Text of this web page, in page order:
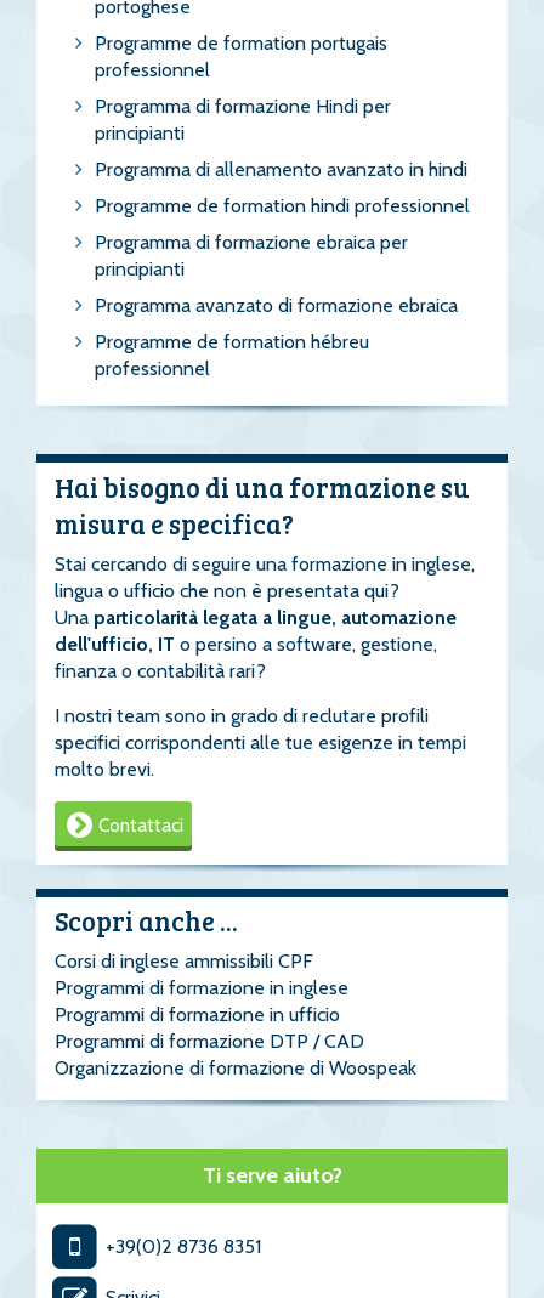
portoghese
Programme de formation portugais
professionnel
Programma di formazione Hindi per
principianti
Programma di allenamento avanzato in hindi
Programme de formation hindi professionnel
Programma di formazione ebraica per
principianti
Programma avanzato di formazione ebraica
Programme de formation hébreu
professionnel
Hai bisogno di una formazione su
misura e specifica?
Stai cercando di seguire una formazione in inglese,
lingua o ufficio che non è presentata qui?
Una particolarità legata a lingue, automazione
dell'ufficio, IT o persino a software, gestione,
finanza o contabilità rari?
I nostri team sono in grado di reclutare profili
specifici corrispondenti alle tue esigenze in tempi
molto brevi.
Contattaci
Scopri anche ...
Corsi di inglese ammissibili CPF
Programmi di formazione in inglese
Programmi di formazione in ufficio
Programmi di formazione DTP / CAD
Organizzazione di formazione di Woospeak
Ti serve aiuto?
+39(0)2 8736 8351